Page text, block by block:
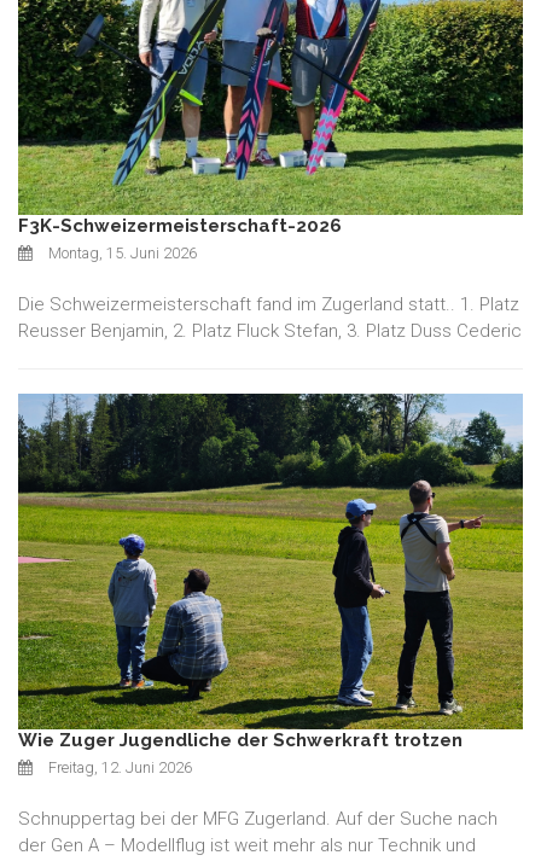
F3K-Schweizermeisterschaft-2026
Montag, 15. Juni 2026
Die Schweizermeisterschaft fand im Zugerland statt.. 1. Platz
Reusser Benjamin, 2. Platz Fluck Stefan, 3. Platz Duss Cederic
Wie Zuger Jugendliche der Schwerkraft trotzen
Freitag, 12. Juni 2026
Schnuppertag bei der MFG Zugerland. Auf der Suche nach
der Gen A – Modellflug ist weit mehr als nur Technik und